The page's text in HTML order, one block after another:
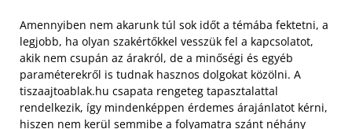
Amennyiben nem akarunk túl sok időt a témába fektetni, a
legjobb, ha olyan szakértőkkel vesszük fel a kapcsolatot,
akik nem csupán az árakról, de a minőségi és egyéb
paraméterekről is tudnak hasznos dolgokat közölni. A
tiszaajtoablak.hu csapata rengeteg tapasztalattal
rendelkezik, így mindenképpen érdemes árajánlatot kérni,
hiszen nem kerül semmibe a folyamatra szánt néhány